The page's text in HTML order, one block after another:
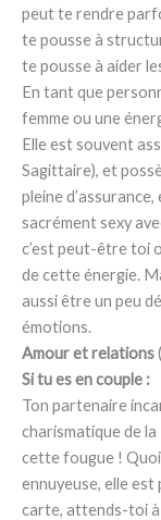
peut te rendre
te pousse à
te pousse à aider
En tant que
femme ou une
Elle est souvent
Sagittaire), et
pleine
sacrément sexy
c’est peut-être toi
de cette énergie.
aussi être un peu
émotions.
Amour et relations
Si tu es en couple :
Ton partenaire
charismatique de la
cette fougue ! Quoi
ennuyeuse, elle est
carte, attends-toi à